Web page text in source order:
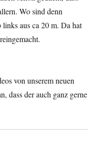
Wo sind denn
links aus ca 20 m. Da hat
von unserem neuen
dass der auch ganz gerne